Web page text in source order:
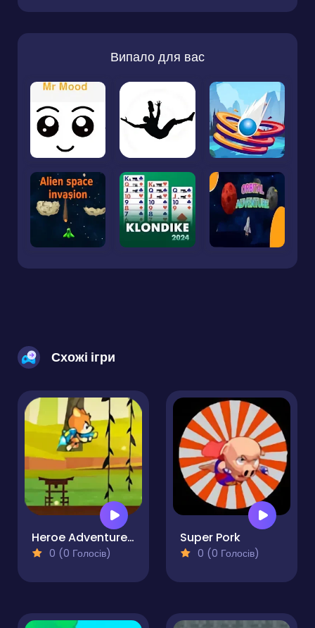
Випало для вас
Схожі ігри
Heroe Adventure Shooter
0 (0 Голосів)
Super Pork
0 (0 Голосів)